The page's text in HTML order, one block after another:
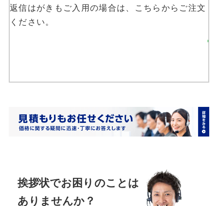
返信はがきもご入用の場合は、こちらからご注文
ください。
挨拶状でお困りのことは
ありませんか？